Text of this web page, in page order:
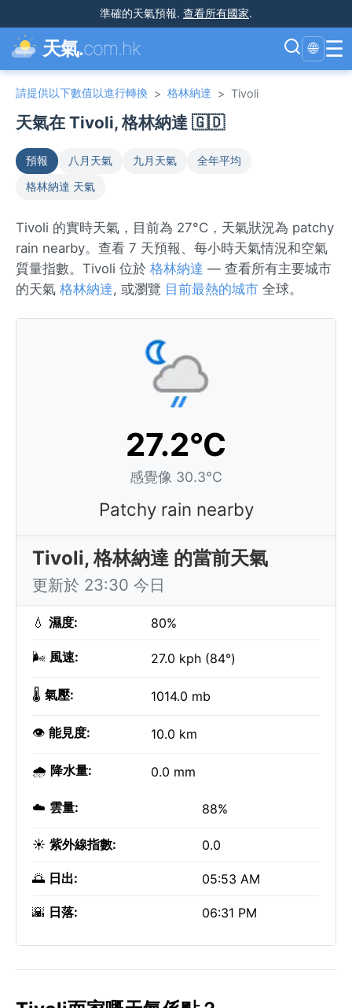
準確的天氣預報. 查看所有國家.
天氣.com.hk 🌐 ☰
請提供以下數值以進行轉換 > 格林納達 > Tivoli
天氣在 Tivoli, 格林納達 🇬🇩
預報 八月天氣 九月天氣
全年平均
格林納達 天氣
Tivoli 的實時天氣，目前為 27°C，天氣狀況為 patchy
rain nearby。查看 7 天預報、每小時天氣情況和空氣
質量指數。Tivoli 位於 格林納達 — 查看所有主要城市
的天氣 格林納達, 或瀏覽 目前最熱的城市 全球。
27.2°C
感覺像 30.3°C
Patchy rain nearby
Tivoli, 格林納達 的當前天氣
更新於 23:30 今日
💧 濕度: 80%
🌬️ 風速: 27.0 kph (84°)
🌡️ 氣壓: 1014.0 mb
👁️ 能見度: 10.0 km
🌧️ 降水量: 0.0 mm
☁️ 雲量: 88%
☀️ 紫外線指數: 0.0
🌅 日出: 05:53 AM
🌇 日落: 06:31 PM